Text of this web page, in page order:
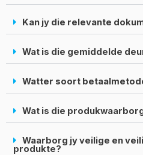
Kan jy die relevante
Wat is die gemiddelde
Watter soort
Wat is die
Waarborg jy veilige en
produkte?